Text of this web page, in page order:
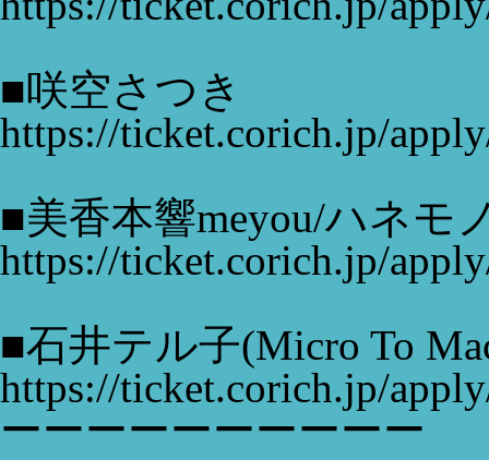
■咲空さつき
https://ticket.corich.jp/
■美香本響meyou/ハネモ
https://ticket.corich.jp/
■石井テル子(Micro To
https://ticket.corich.jp/
ーーーーーーーーーー